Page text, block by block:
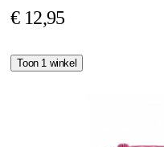
€ 12,95
Toon 1 winkel